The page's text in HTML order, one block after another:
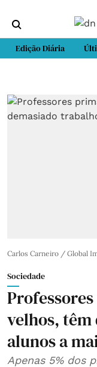
Edição Diária
Carlos Carneiro / Global
Sociedade
velhos, têm
alunos a
Apenas 5% dos